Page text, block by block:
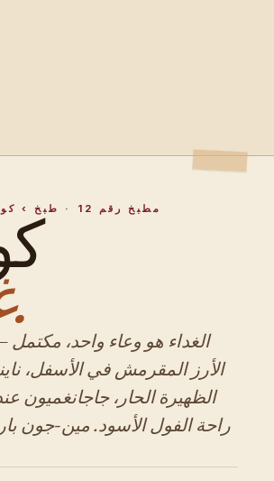
مطبخ رقم 12 · طبخ › كوري › غداء
غداء.
الغداء هو وعاء واحد، مكتمل
الأرز المقرمش في الأسفل،
الظهيرة الحار، جاجانغميون
راحة الفول الأسود. مين-جون